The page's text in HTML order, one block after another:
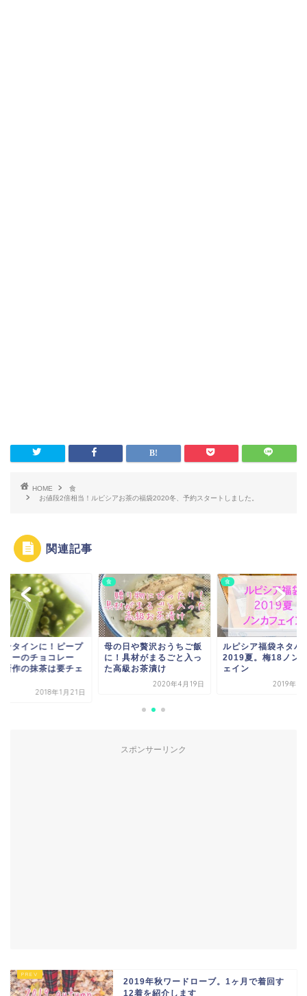
HOME
食
お値段2倍相当！ルピシアお茶の福袋2020冬、予約スタートしました。
関連記事
ンタインに！ピープ
リーのチョコレー
新作の抹茶は要チェ
2018年1月21日
食
母の日や贅沢おうちご飯
に！具材がまるごと入っ
た高級お茶漬け
2020年4月19日
食
ルピシア福袋ネタバ
2019夏。梅18ノン
ェイン
2019年6
スポンサーリンク
2019年秋ワードローブ。1ヶ月で着回す
12着を紹介します